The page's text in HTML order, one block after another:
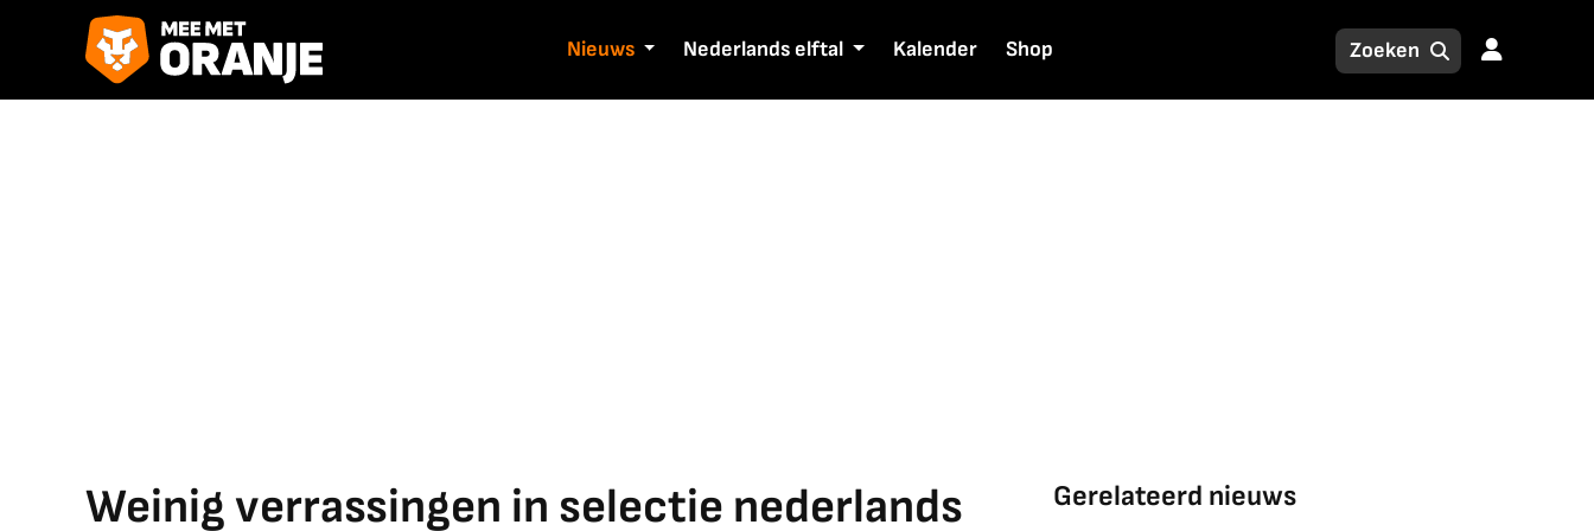
Nieuws Nederlands elftal Kalender Shop
Weinig verrassingen in selectie nederlands Gerelateerd nieuws